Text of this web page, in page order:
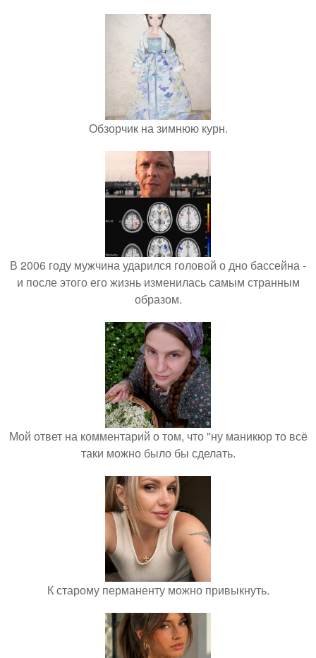
Обзорчик на зимнюю курн.
В 2006 году мужчина ударился головой о дно бассейна -
и после этого его жизнь изменилась самым странным
образом.
Мой ответ на комментарий о том, что "ну маникюр то всё
таки можно было бы сделать.
К старому перманенту можно привыкнуть.